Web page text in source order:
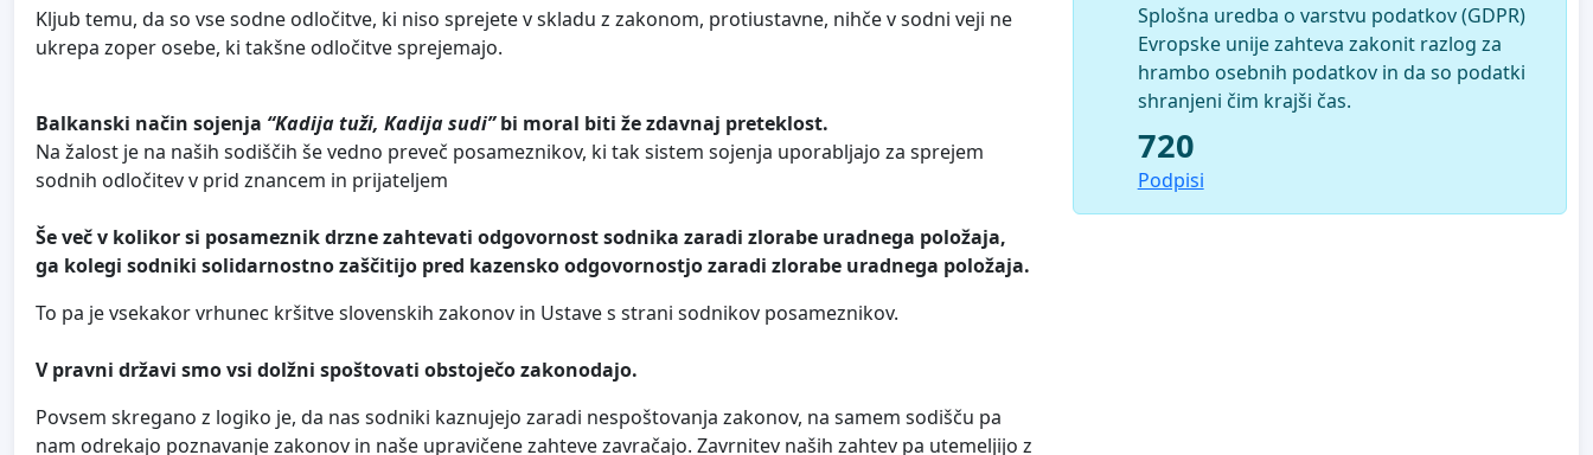
Kljub temu, da so vse sodne odločitve, ki niso sprejete v skladu z zakonom, protiustavne, nihče v sodni veji ne
ukrepa zoper osebe, ki takšne odločitve sprejemajo.
Balkanski način sojenja “Kadija tuži, Kadija sudi”bi moral biti že zdavnaj preteklost.
Na žalost je na naših sodiščih še vedno preveč posameznikov, ki tak sistem sojenja uporabljajo za sprejem
sodnih odločitev v prid znancem in prijateljem
Še več v kolikor si posameznik drzne zahtevati odgovornost sodnika zaradi zlorabe uradnega položaja,
ga kolegi sodniki solidarnostno zaščitijo pred kazensko odgovornostjo zaradi zlorabe uradnega položaja.
To pa je vsekakor vrhunec kršitve slovenskih zakonov in Ustave s strani sodnikov posameznikov.
V pravni državi smo vsi dolžni spoštovati obstoječo zakonodajo.
Povsem skregano z logiko je, da nas sodniki kaznujejo zaradi nespoštovanja zakonov, na samem sodišču pa
nam odrekajo poznavanje zakonov in naše upravičene zahteve zavračajo. Zavrnitev naših zahtev pa utemeljijo z
Splošna uredba o varstvu podatkov (GDPR)
Evropske unije zahteva zakonit razlog za
hrambo osebnih podatkov in da so podatki
shranjeni čim krajši čas.
720
Podpisi